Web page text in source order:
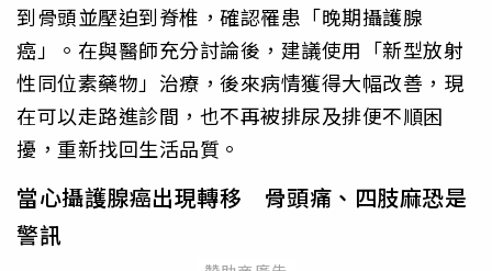
到骨頭並壓迫到脊椎，確認罹患「晚期攝護腺
癌」。在與醫師充分討論後，建議使用「新型放射
性同位素藥物」治療，後來病情獲得大幅改善，現
在可以走路進診間，也不再被排尿及排便不順困
擾，重新找回生活品質。
當心攝護腺癌出現轉移 骨頭痛、四肢麻恐是
警訊